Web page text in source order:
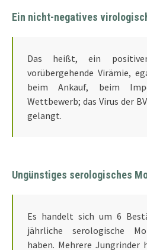
Ein nicht-negatives
Das heißt, ein
vorübergehende Virämie,
beim Ankauf, beim
Wettbewerb; das Virus der
gelangt.
Ungünstiges serologisches
Es handelt sich um 6
jährliche serologische
haben. Mehrere Jungrinder